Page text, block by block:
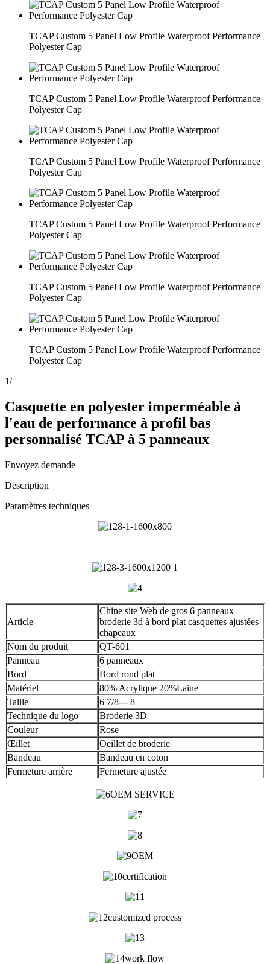
TCAP Custom 5 Panel Low Profile Waterproof Performance
Polyester Cap
TCAP Custom 5 Panel Low Profile Waterproof Performance
Polyester Cap
TCAP Custom 5 Panel Low Profile Waterproof Performance
Polyester Cap
TCAP Custom 5 Panel Low Profile Waterproof Performance
Polyester Cap
TCAP Custom 5 Panel Low Profile Waterproof Performance
Polyester Cap
TCAP Custom 5 Panel Low Profile Waterproof Performance
Polyester Cap
1/
Casquette en polyester imperméable à
l'eau de performance à profil bas
personnalisé TCAP à 5 panneaux
Envoyez demande
Description
Paramètres techniques
Article
Chine site Web de gros 6 panneaux
broderie 3d à bord plat casquettes ajustées
chapeaux
Nom du produit
QT-601
Panneau
6 panneaux
Bord
Bord rond plat
Matériel
80% Acrylique 20%Laine
Taille
6 7/8--- 8
Technique du logo
Broderie 3D
Couleur
Rose
Œillet
Oeillet de broderie
Bandeau
Bandeau en coton
Fermeture arrière
Fermeture ajustée